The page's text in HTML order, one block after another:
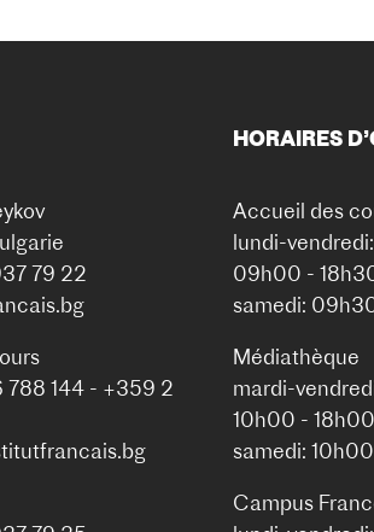
79 22
788 144 - +359 2
HORAIRES
Accueil des
lundi-vendredi:
09h00 -
samedi:
Médiathèque
mardi-
10h00 - 18h00
samedi:
Campus